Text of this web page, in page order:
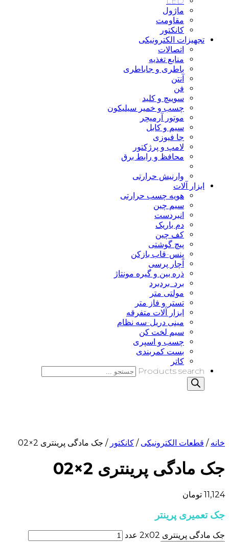
ماژول
مقاومت
کانکتور
تجهیزات الکترونیکی
اتصالات
منابع تغذیه
باطری و جاباطری
آنتن
فن
سوییچ و کلید
چسب و خمیر سیلیکون
موتور آرمیچر
سیم و کابل
جا فیوزی
لامپ و پرژکتور
محافظ و رابط برق
وارنیش حرارتی
ابزار آلات
هویه چسب حرارتی
سیم چین
انبردست
دم باریک
کف چین
پیچ گوشتی
پنس-قاب بازکن
آچار پرسی
ذره بین و گیره مونتاژ
برد_بردبرد
مولتی متر
تستر و فاز متر
ابزار آلات متفرقه
مینی دریل-سه نظام
سیم لخت کن
چسب و اسپری
بست کمربندی
کاتر
Products search
خانه / قطعات الکترونیکی / کانکتور / جک مادگی پرینتری 2×02
جک مادگی پرینتری 2×02
11,124 تومان
جک تعمیری پرینتر
جک مادگی پرینتری 2x02 عدد